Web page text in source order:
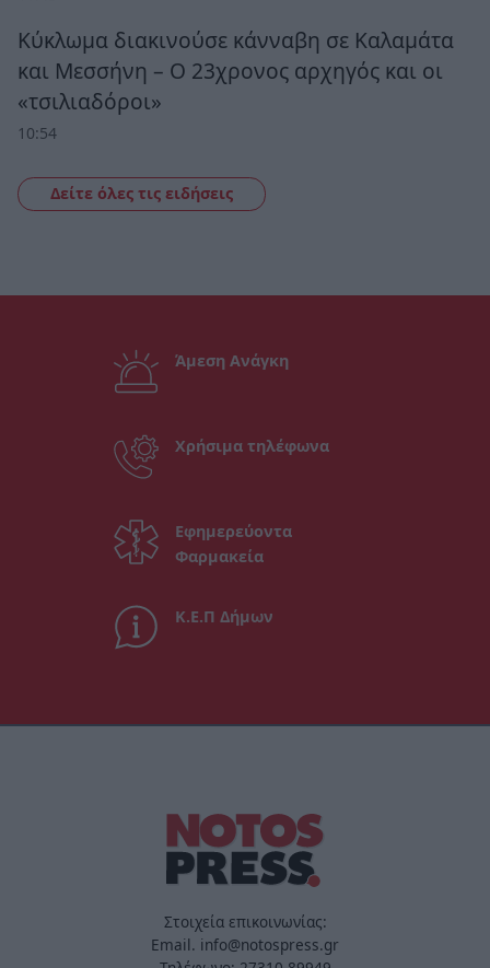
Κύκλωμα διακινούσε κάνναβη σε Καλαμάτα
και Μεσσήνη – Ο 23χρονος αρχηγός και οι
«τσιλιαδόροι»
10:54
Δείτε όλες τις ειδήσεις
Άμεση Ανάγκη
Χρήσιμα τηλέφωνα
Εφημερεύοντα
Φαρμακεία
Κ.Ε.Π Δήμων
Στοιχεία επικοινωνίας:
Email. info@notospress.gr